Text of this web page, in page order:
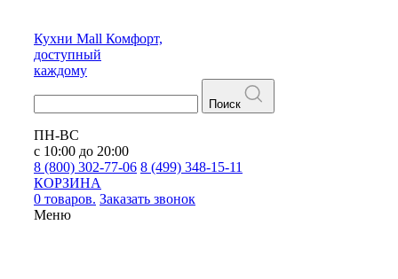
Кухни Mall Комфорт,
доступный
каждому
Поиск
ПН-ВС
с 10:00 до 20:00
8 (800) 302-77-06 8 (499) 348-15-11
КОРЗИНА
0 товаров. Заказать звонок
Меню